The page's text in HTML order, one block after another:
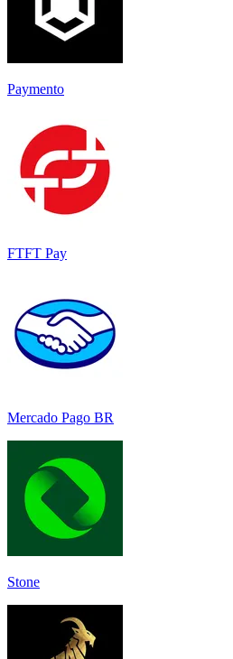
Paymento
FTFT Pay
Mercado Pago BR
Stone